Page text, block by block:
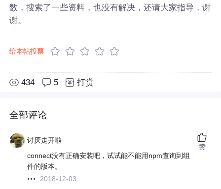
数，搜索了一些资料，也没有解决，还请大家指导，谢
谢。
给本帖投票
434 5 打赏
全部评论
讨厌走开啦
connect没有正确安装吧，试试能不能用npm查询到组
件的版本。
2018-12-03
赞